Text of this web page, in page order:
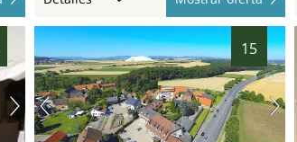
15